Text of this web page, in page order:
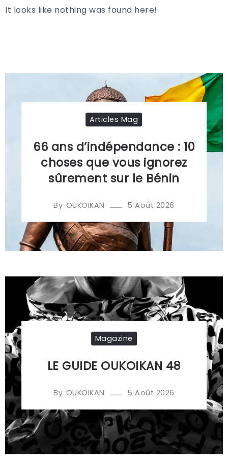
It looks like nothing was found here!
Articles Mag
66 ans d’indépendance : 10
choses que vous ignorez
sûrement sur le Bénin
By OUKOIKAN 5 Août 2026
Magazine
LE GUIDE OUKOIKAN 48
By OUKOIKAN 5 Août 2026